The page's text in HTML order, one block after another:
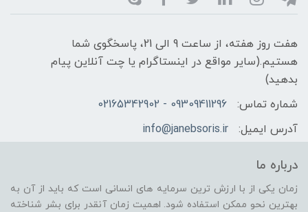
هفت روز هفته، از ساعت 9 الی 21، پاسخگوی شما
هستیم.(سایر مواقع در اینستاگرام یا چت آنلاین پیام
بدهید)
شماره تماس:
09309411296 - 02165342902
آدرس ایمیل:
info@janebsoris.ir
درباره ما
زمان یکی از با ارزش ترین سرمایه های انسانی است که باید از آن به
بهترین نحو ممکن استفاده شود. اهمیت زمان آنقدر برای بشر شناخته